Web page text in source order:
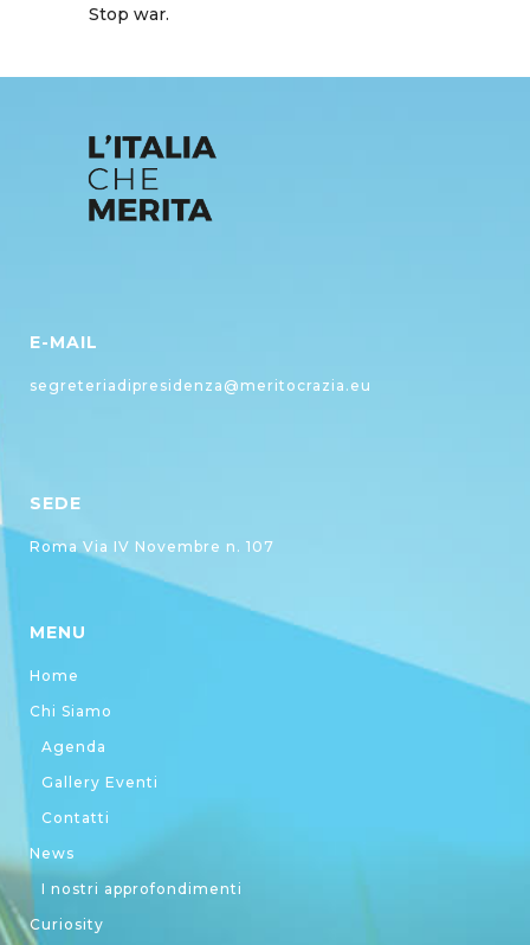
Stop war.
E-MAIL
segreteriadipresidenza@meritocrazia.eu
SEDE
Roma Via IV Novembre n. 107
MENU
Home
Chi Siamo
Agenda
Gallery Eventi
Contatti
News
I nostri approfondimenti
Curiosity